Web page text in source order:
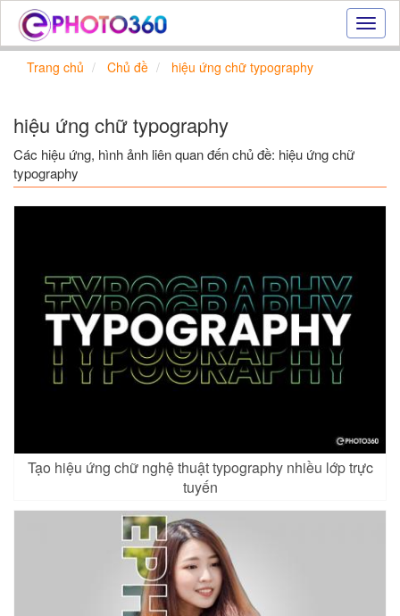
Hiệu
ứng
tuyến,
tạo
Trang chủ Chủ đề hiệu ứng chữ typography
hiệu ứng chữ typography
Các hiệu ứng, hình ảnh liên quan đến chủ đề: hiệu ứng chữ
typography
Tạo hiệu ứng chữ nghệ thuật typography nhiều lớp trực
tuyến